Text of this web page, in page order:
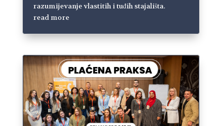
razumijevanje vlastitih i tuđih stajališta.
read more